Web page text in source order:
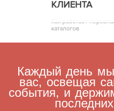
КЛИЕНТА
Как работает
каталогов
Каждый день
вас, освещая
события, и